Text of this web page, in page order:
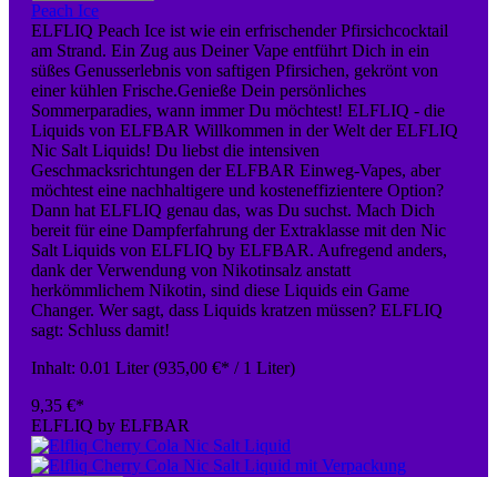
Peach Ice
ELFLIQ Peach Ice ist wie ein erfrischender Pfirsichcocktail
am Strand. Ein Zug aus Deiner Vape entführt Dich in ein
süßes Genusserlebnis von saftigen Pfirsichen, gekrönt von
einer kühlen Frische.Genieße Dein persönliches
Sommerparadies, wann immer Du möchtest! ELFLIQ - die
Liquids von ELFBAR Willkommen in der Welt der ELFLIQ
Nic Salt Liquids! Du liebst die intensiven
Geschmacksrichtungen der ELFBAR Einweg-Vapes, aber
möchtest eine nachhaltigere und kosteneffizientere Option?
Dann hat ELFLIQ genau das, was Du suchst. Mach Dich
bereit für eine Dampferfahrung der Extraklasse mit den Nic
Salt Liquids von ELFLIQ by ELFBAR. Aufregend anders,
dank der Verwendung von Nikotinsalz anstatt
herkömmlichem Nikotin, sind diese Liquids ein Game
Changer. Wer sagt, dass Liquids kratzen müssen? ELFLIQ
sagt: Schluss damit!
Inhalt: 0.01 Liter(935,00 €* / 1 Liter)
9,35 €*
ELFLIQ by ELFBAR